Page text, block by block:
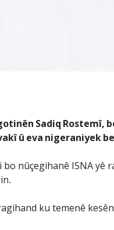
Sadiq
û eva nigeraniyek
bo nûçegihanê ISNA
ku temenê